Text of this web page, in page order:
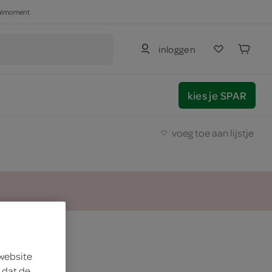
inloggen
kies je SPAR
voeg toe aan lijstje